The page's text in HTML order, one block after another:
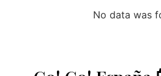
No data was